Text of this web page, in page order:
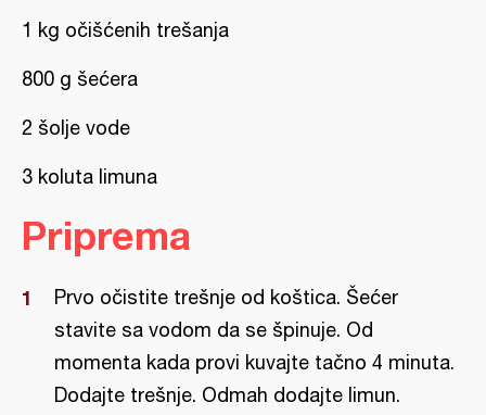
1 kg očišćenih trešanja
800 g šećera
2 šolje vode
3 koluta limuna
Priprema
Prvo očistite trešnje od koštica. Šećer
stavite sa vodom da se špinuje. Od
momenta kada provi kuvajte tačno 4 minuta.
Dodajte trešnje. Odmah dodajte limun.